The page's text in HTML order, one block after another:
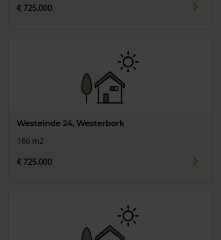
€ 725.000
Westeinde 24, Westerbork
186 m2
€ 725.000